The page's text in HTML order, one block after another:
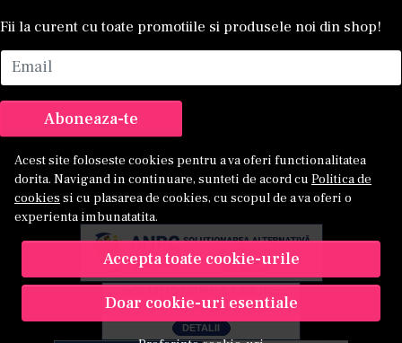
Acest site foloseste cookies pentru a va oferi functionalitatea
dorita. Navigand in continuare, sunteti de acord cu Politica de
cookies si cu plasarea de cookies, cu scopul de a va oferi o
experienta imbunatatita.
Accepta toate cookie-urile
Doar cookie-uri esentiale
Fii la curent cu toate promotiile si produsele noi din shop!
Email
Aboneaza-te